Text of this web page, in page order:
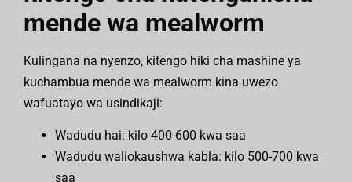
mende wa mealworm
Kulingana na nyenzo, kitengo hiki cha mashine ya
kuchambua mende wa mealworm kina uwezo
wafuatayo wa usindikaji:
Wadudu hai: kilo 400-600 kwa saa
Wadudu waliokaushwa kabla: kilo 500-700 kwa
saa